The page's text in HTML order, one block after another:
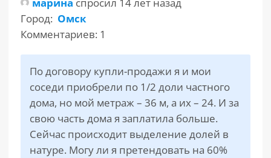
РАЗДЕЛЫ
САЙТА
Город: Омск
Комментариев: 1
По договору купли-продажи я и мои
соседи приобрели по 1/2 доли частного
дома, но мой метраж – 36 м, а их – 24. И за
свою часть дома я заплатила больше.
Сейчас происходит выделение долей в
натуре. Могу ли я претендовать на 60%